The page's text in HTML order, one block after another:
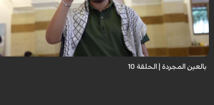
برنامج "بالعين المجردة" هو توثيق إنسانيٌّ شجاعٌ للحياة تحت وطأة الحرب، حيث
نستمع فيه إلى شهاداتٍ حيّةٍ لأشخاص عايشوا التفجيرات والدمار، فنرى بعيونهم
ت...
بالعين المجردة | الحلقة 10